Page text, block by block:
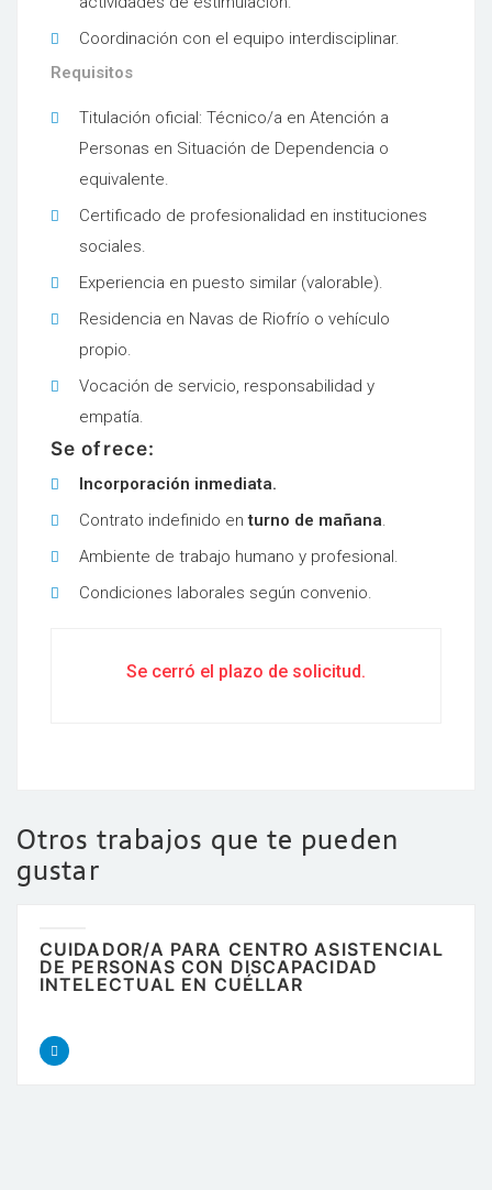
Coordinación con el equipo interdisciplinar.
Requisitos
Titulación oficial: Técnico/a en Atención a
Personas en Situación de Dependencia o
equivalente.
Certificado de profesionalidad en instituciones
sociales.
Experiencia en puesto similar (valorable).
Residencia en Navas de Riofrío o vehículo
propio.
Vocación de servicio, responsabilidad y
empatía.
Se ofrece:
Incorporación inmediata.
Contrato indefinido enturno de mañana.
Ambiente de trabajo humano y profesional.
Condiciones laborales según convenio.
Se cerró el plazo de solicitud.
Otros trabajos que te pueden
gustar
CUIDADOR/A PARA CENTRO ASISTENCIAL
DE PERSONAS CON DISCAPACIDAD
INTELECTUAL EN CUÉLLAR